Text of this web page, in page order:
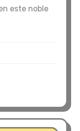
este noble